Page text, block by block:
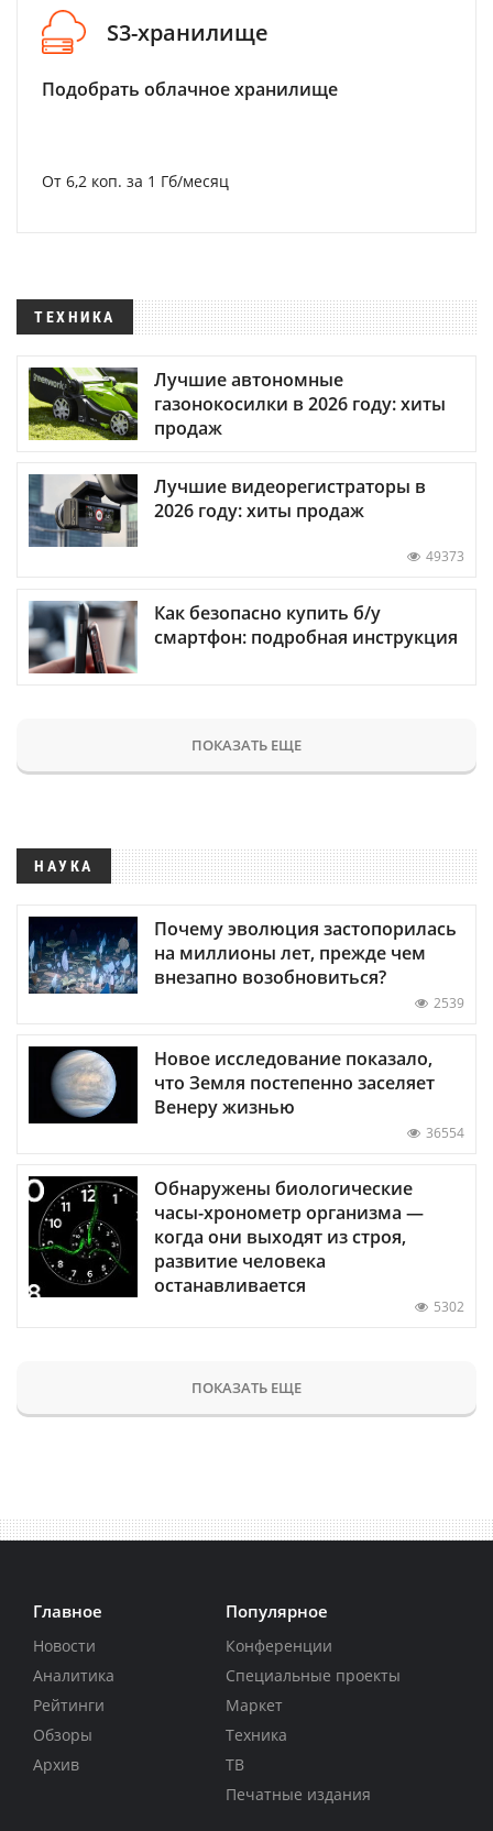
S3-хранилище
Подобрать облачное хранилище
От 6,2 коп. за 1 Гб/месяц
ТЕХНИКА
Лучшие автономные
газонокосилки в 2026 году: хиты
продаж
Лучшие видеорегистраторы в
2026 году: хиты продаж
49373
Как безопасно купить б/у
смартфон: подробная инструкция
ПОКАЗАТЬ ЕЩЕ
НАУКА
Почему эволюция застопорилась
на миллионы лет, прежде чем
внезапно возобновиться?
2539
Новое исследование показало,
что Земля постепенно заселяет
Венеру жизнью
36554
Обнаружены биологические
часы-хронометр организма —
когда они выходят из строя,
развитие человека
останавливается
5302
ПОКАЗАТЬ ЕЩЕ
Главное
Новости
Аналитика
Рейтинги
Обзоры
Архив
Популярное
Конференции
Специальные проекты
Маркет
Техника
ТВ
Печатные издания